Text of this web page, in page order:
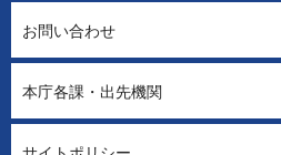
お問い合わせ
本庁各課・出先機関